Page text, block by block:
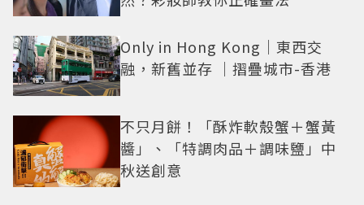
Only in Hong Kong｜東西交
融，新舊並存 ｜摺疊城市-香港
不只月餅！「酥炸軟殼蟹＋蟹黃
醬」、「特調肉品＋調味鹽」中
秋送創意